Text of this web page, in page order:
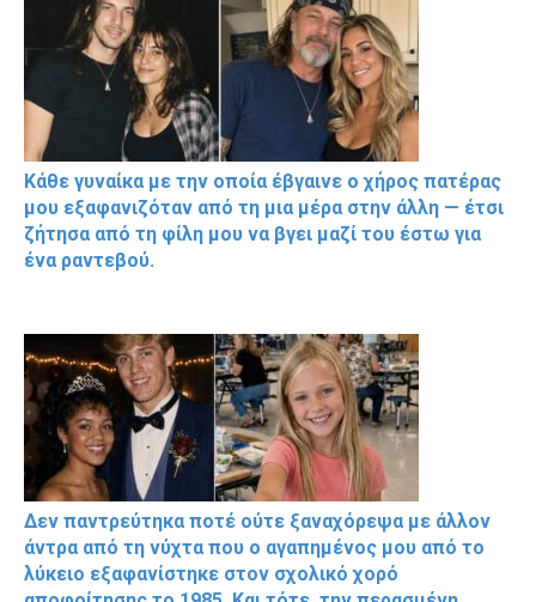
Κάθε γυναίκα με την οποία έβγαινε ο χήρος πατέρας
μου εξαφανιζόταν από τη μια μέρα στην άλλη — έτσι
ζήτησα από τη φίλη μου να βγει μαζί του έστω για
ένα ραντεβού.
Δεν παντρεύτηκα ποτέ ούτε ξαναχόρεψα με άλλον
άντρα από τη νύχτα που ο αγαπημένος μου από το
λύκειο εξαφανίστηκε στον σχολικό χορό